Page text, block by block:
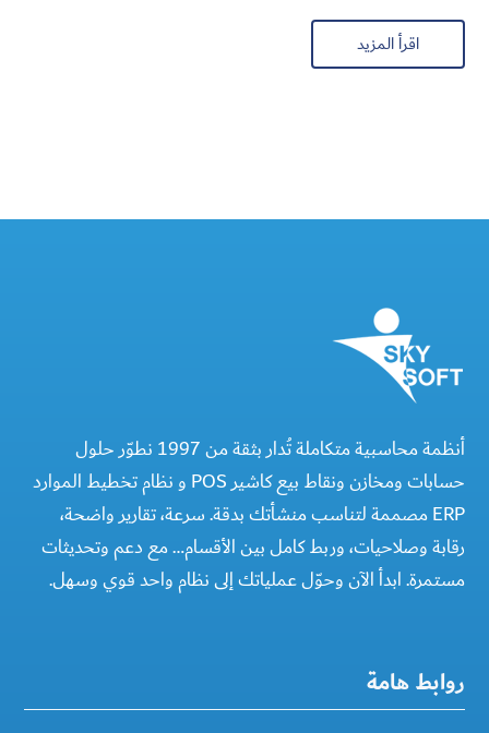
اقرأ المزيد
أنظمة محاسبية متكاملة تُدار بثقة من 1997 نطوّر حلول
حسابات ومخازن ونقاط بيع كاشير POS و نظام تخطيط الموارد
ERP مصممة لتناسب منشأتك بدقة. سرعة، تقارير واضحة،
رقابة وصلاحيات، وربط كامل بين الأقسام… مع دعم وتحديثات
مستمرة. ابدأ الآن وحوّل عملياتك إلى نظام واحد قوي وسهل.
روابط هامة